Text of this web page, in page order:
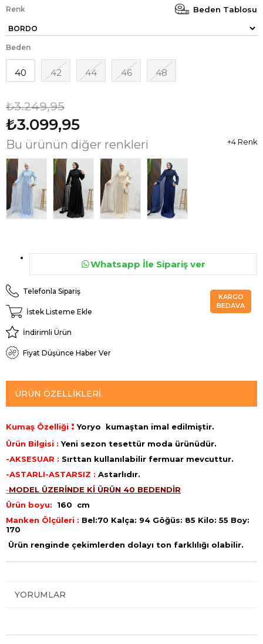
Renk Beden Tablosu
Beden
40 42 44 46 48
₺3.249,95
₺3.099,95
Bu ürünün diğer renkleri +4 Renk
Whatsapp İle Sipariş ver
Telefonla Sipariş
İstek Listeme Ekle
İndirimli Ürün
Fiyat Düşünce Haber Ver
KARGO
BEDAVA
ÜRÜN ÖZELLIKLERI
Kumaş Özelliği : Yoryo
kumaştan imal edilmiştir.
Ürün Bilgisi :Yeni sezon tesettür moda ürünüdür.
-AKSESUAR : Sırttan kullanılabilir fermuar mevcuttur.
-ASTARLI-ASTARSIZ : Astarlıdır.
-MODEL ÜZERİNDE Kİ ÜRÜN 40 BEDENDİR
Ürün boyu:
160 cm
Manken Ölçüleri : Bel:70 Kalça: 94 Göğüs: 85 Kilo: 55 Boy:
170
Ürün renginde çekimlerden dolayı ton farklılığı olabilir.
YORUMLAR